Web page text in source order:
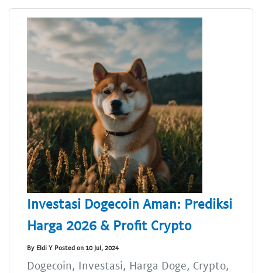
Investasi Dogecoin Aman: Prediksi
Harga 2026 & Profit Crypto
By Eldi Y Posted on 10 Jul, 2024
Dogecoin, Investasi, Harga Doge, Crypto,